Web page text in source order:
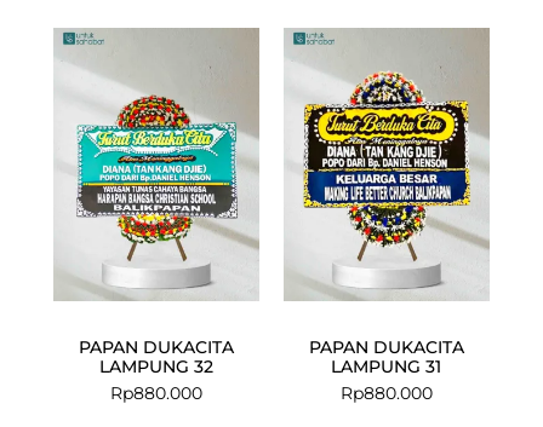
PAPAN DUKACITA
LAMPUNG 32
Rp880.000
PAPAN DUKACITA
LAMPUNG 31
Rp880.000